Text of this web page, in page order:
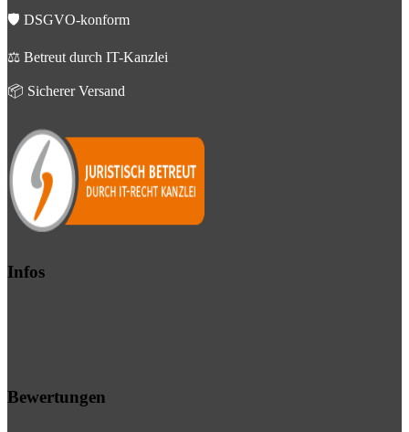
🛡️ DSGVO-konform
⚖️ Betreut durch IT-Kanzlei
📦 Sicherer Versand
Infos
Bewertungen